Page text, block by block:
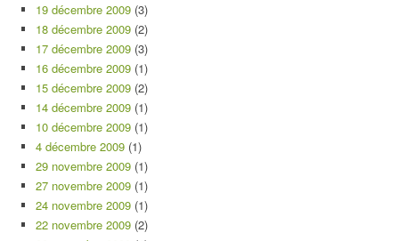
19 décembre 2009 (3)
18 décembre 2009 (2)
17 décembre 2009 (3)
16 décembre 2009 (1)
15 décembre 2009 (2)
14 décembre 2009 (1)
10 décembre 2009 (1)
4 décembre 2009 (1)
29 novembre 2009 (1)
27 novembre 2009 (1)
24 novembre 2009 (1)
22 novembre 2009 (2)